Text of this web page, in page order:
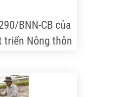
BNN-CB của
triển Nông thôn
càphê,
triển khai